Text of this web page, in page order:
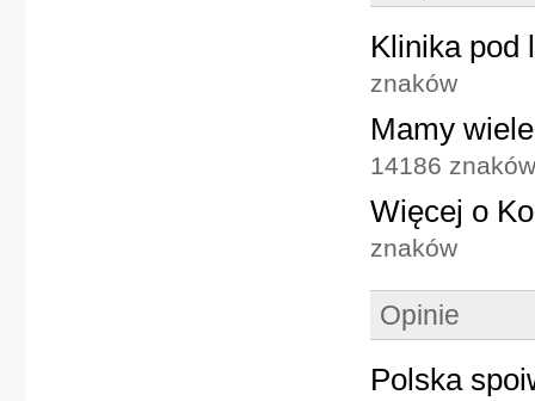
Klinika pod
znaków
Mamy
14186 znaków
Więcej o
znaków
Opinie
Polska